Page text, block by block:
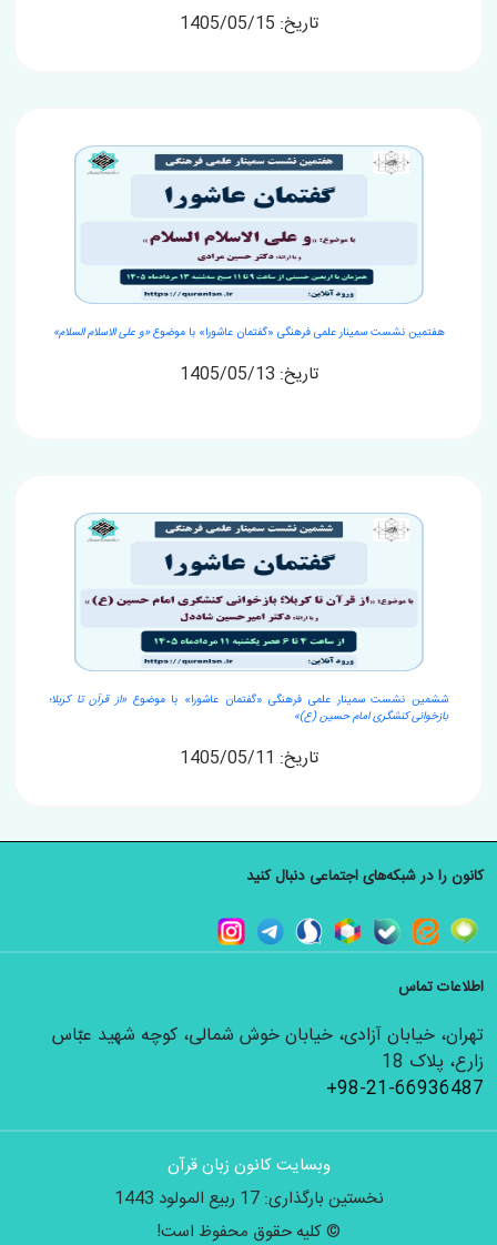
تاریخ: 1405/05/15
هفتمین نشست سمینار علمی فرهنگی «گفتمان عاشورا» با موضوع«و علی الاسلام السلام»
تاریخ: 1405/05/13
ششمین نشست سمینار علمی فرهنگی «گفتمان عاشورا» با موضوع«از قرآن تا کربلا؛
بازخوانی کنشگری امام حسین (ع)»
تاریخ: 1405/05/11
کانون را در شبکه‌های اجتماعی دنبال کنید
اطلاعات تماس
تهران، خیابان آزادی، خیابان خوش شمالی، کوچه شهید عبّاس
زارع، پلاک 18
+98-21-66936487
وبسایت کانون زبان قرآن
نخستین بارگذاری: 17 ربیع المولود 1443
© کلیه حقوق محفوظ است!